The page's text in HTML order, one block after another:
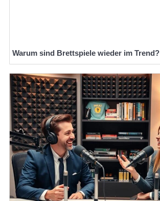
Warum sind Brettspiele wieder im Trend?